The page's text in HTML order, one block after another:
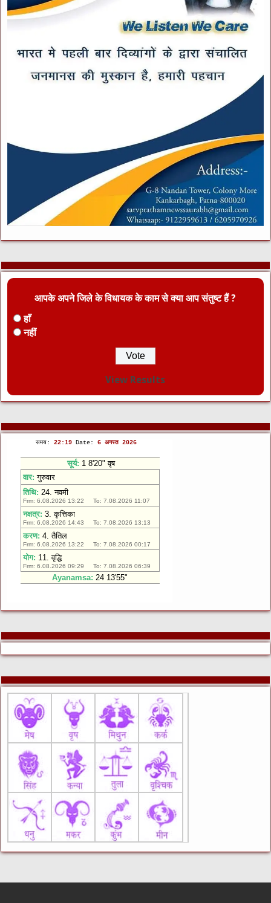
आपके अपने जिले के विधायक के काम से क्या आप संतुष्ट हैं ?
हाँ
नहीं
View Results